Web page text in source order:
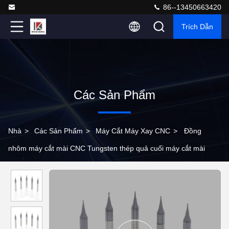
86--13450663420
Trích Dẫn
Các Sản Phẩm
Nhà > Các Sản Phẩm > Máy Cắt Máy Xay CNC > Đồng
nhôm máy cắt mài CNC Tungsten thép quả cuối máy cắt mài